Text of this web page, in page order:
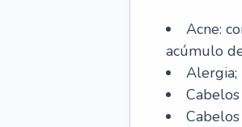
Acne:
acúmulo
Alergia;